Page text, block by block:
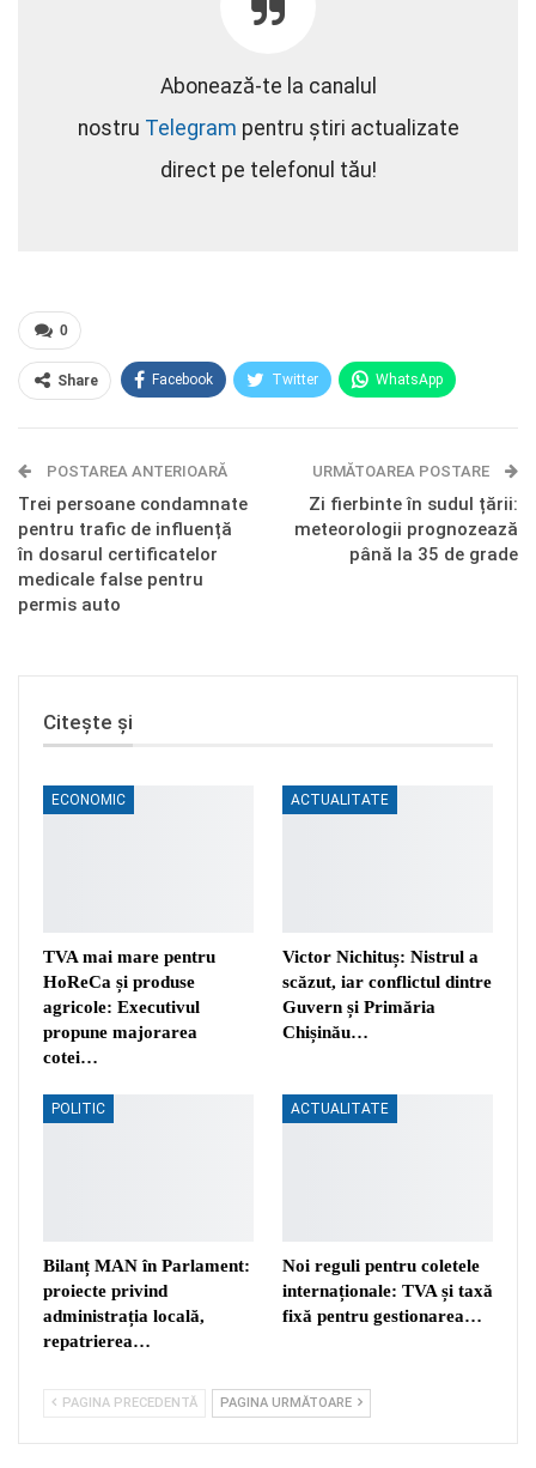
Abonează-te la canalul
nostru Telegram pentru știri actualizate
direct pe telefonul tău!
0
Share Facebook Twitter WhatsApp
Telegram OK.ru
POSTAREA ANTERIOARĂ
Trei persoane condamnate
pentru trafic de influență
în dosarul certificatelor
medicale false pentru
permis auto
URMĂTOAREA POSTARE
Zi fierbinte în sudul țării:
meteorologii prognozează
până la 35 de grade
Citește și
ECONOMIC
TVA mai mare pentru
HoReCa și produse
agricole: Executivul
propune majorarea
cotei…
ACTUALITATE
Victor Nichituș: Nistrul a
scăzut, iar conflictul dintre
Guvern și Primăria
Chișinău…
POLITIC
Bilanț MAN în Parlament:
proiecte privind
administrația locală,
repatrierea…
ACTUALITATE
Noi reguli pentru coletele
internaționale: TVA și taxă
fixă pentru gestionarea…
PAGINA PRECEDENTĂ PAGINA URMĂTOARE